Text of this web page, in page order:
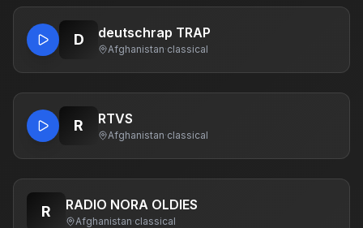
D deutschrap TRAP
Afghanistan·classical
R RTVS
Afghanistan·classical
R RADIO NORA OLDIES
Afghanistan·classical